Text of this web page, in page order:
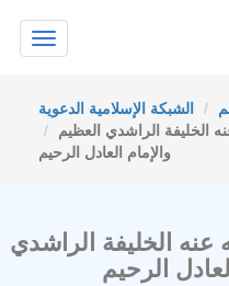
Toggle
navigation
الشبكة الإسلامية الدعوية
الخليفة الراشدي العظيم
والإمام العادل الرحيم
الخليفة الراشدي
الرحيم